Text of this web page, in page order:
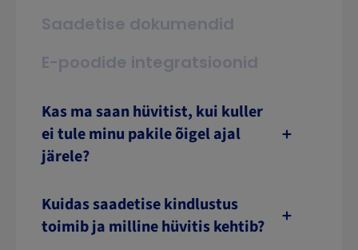
Saadetise dokumendid
E-poodide integratsioonid
Kas ma saan hüvitist, kui kuller
ei tule minu pakile õigel ajal
järele?
Kuidas saadetise kindlustus
toimib ja milline hüvitis kehtib?